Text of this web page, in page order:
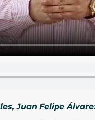
Juan Felipe